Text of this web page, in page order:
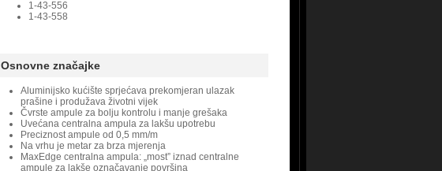
1-43-556
1-43-558
Osnovne značajke
Aluminijsko kućište sprjećava prekomjeran ulazak
prašine i produžava životni vijek
Čvrste ampule za bolju kontrolu i manje grešaka
Uvećana centralna ampula za lakšu upotrebu
Preciznost ampule od 0,5 mm/m
Na vrhu je metar za brza mjerenja
MaxEdge centralna ampula: „most” iznad centralne
ampule za lakše označavanje površina